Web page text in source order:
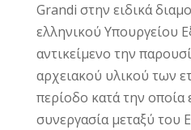
Grandi στην ειδικά
ελληνικού Υπουργείου
αντικείμενο την
αρχειακού υλικού των
περίοδο κατά την οποία
συνεργασία μεταξύ του